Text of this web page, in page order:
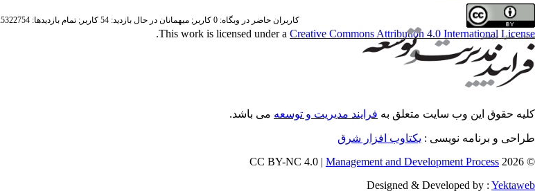
This work is licensed under a Creative Commons Attribution 4.0 International License
.
کاربران حاضر در وبگاه: 0 کاربر; میهمانان در حال بازدید: 54 کاربر; تمام بازدید‌ها: 25322754 بازدید;
کلیه حقوق این وب سایت متعلق به فرایند مدیریت و توسعه می باشد.
طراحی و برنامه نویسی : یکتاوب افزار شرق
© 2026 CC BY-NC 4.0 |
Management and Development Process
Designed & Developed by : Yektaweb